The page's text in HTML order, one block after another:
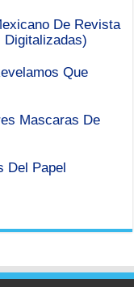
De Revista
Digitalizadas)
Que
Mascaras De
Del Papel